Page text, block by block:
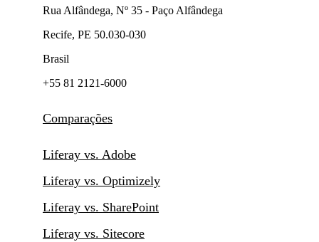
Rua Alfândega, Nº 35 - Paço Alfândega
Recife, PE 50.030-030
Brasil
+55 81 2121-6000
Comparações
Liferay vs. Adobe
Liferay vs. Optimizely
Liferay vs. SharePoint
Liferay vs. Sitecore